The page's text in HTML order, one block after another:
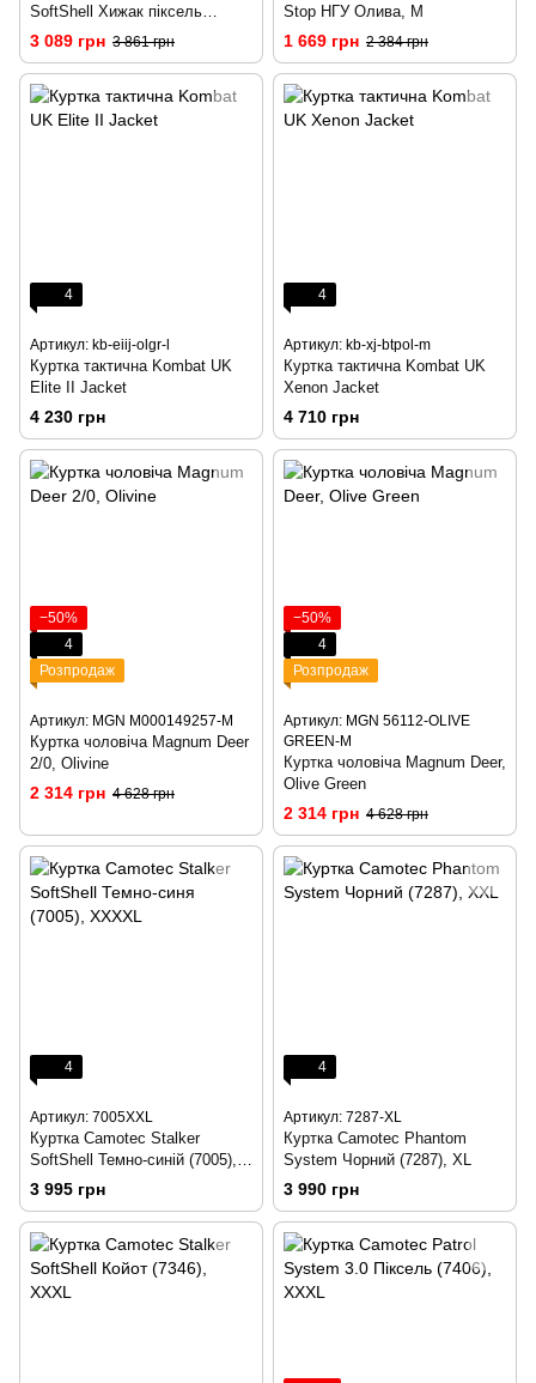
SoftShell Хижак піксель
(7495), S
3 089 грн 3 861 грн
Stop НГУ Олива, M
1 669 грн 2 384 грн
4
Артикул: kb-eiij-olgr-l
Куртка тактична Kombat UK
Elite II Jacket
4 230 грн
4
Артикул: kb-xj-btpol-m
Куртка тактична Kombat UK
Xenon Jacket
4 710 грн
−50%
4
Розпродаж
Артикул: MGN M000149257-M
Куртка чоловіча Magnum Deer
2/0, Olivine
2 314 грн 4 628 грн
−50%
4
Розпродаж
Артикул: MGN 56112-OLIVE
GREEN-M
Куртка чоловіча Magnum Deer,
Olive Green
2 314 грн 4 628 грн
4
Артикул: 7005XXL
Куртка Camotec Stalker
SoftShell Темно-синій (7005),
XXL
3 995 грн
4
Артикул: 7287-XL
Куртка Camotec Phantom
System Чорний (7287), XL
3 990 грн